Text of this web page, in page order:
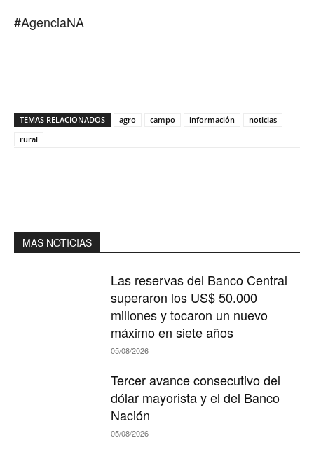
#AgenciaNA
TEMAS RELACIONADOS agro campo información
noticias
rural
MAS NOTICIAS
Las reservas del Banco Central
superaron los US$ 50.000
millones y tocaron un nuevo
máximo en siete años
05/08/2026
Tercer avance consecutivo del
dólar mayorista y el del Banco
Nación
05/08/2026